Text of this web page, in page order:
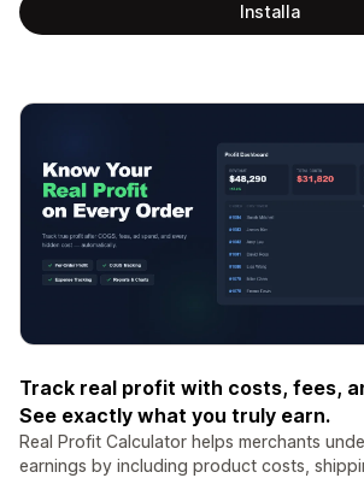
Installa
Track real profit with costs, fees,
See exactly what you truly earn.
Real Profit Calculator helps merchants
earnings by including product costs,